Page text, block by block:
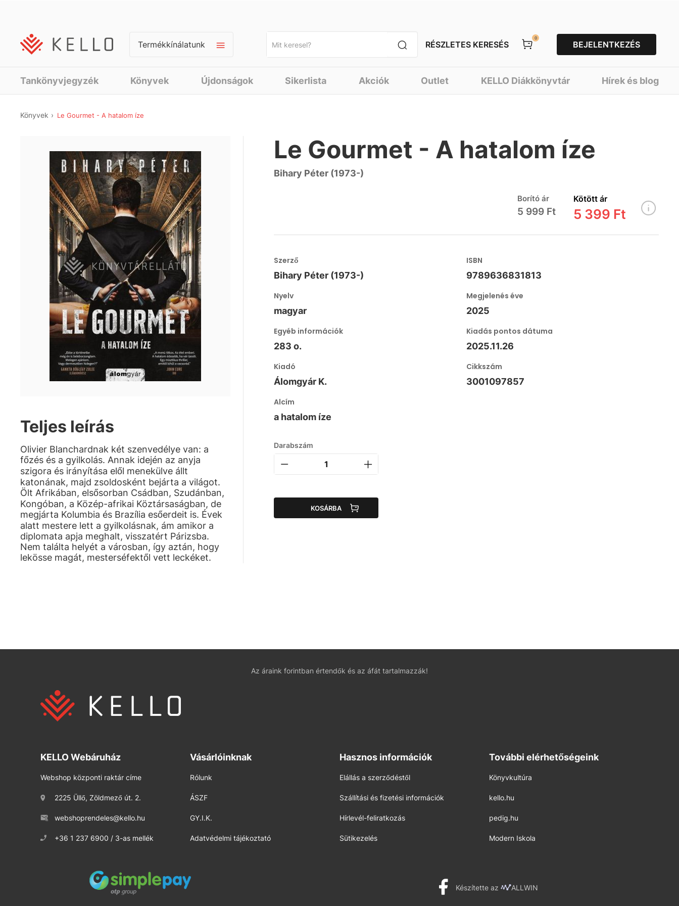
Termékkínálatunk RÉSZLETES KERESÉS
0
BEJELENTKEZÉS
Tankönyvjegyzék Könyvek Újdonságok Sikerlista Akciók Outlet KELLO Diákkönyvtár Hírek és blog
Könyvek Le Gourmet - A hatalom íze
Teljes leírás
Olivier Blanchardnak két szenvedélye van: a
főzés és a gyilkolás. Annak idején az anyja
szigora és irányítása elől menekülve állt
katonának, majd zsoldosként bejárta a világot.
Ölt Afrikában, elsősorban Csádban, Szudánban,
Kongóban, a Közép-afrikai Köztársaságban, de
megjárta Kolumbia és Brazília esőerdeit is. Évek
alatt mestere lett a gyilkolásnak, ám amikor a
diplomata apja meghalt, visszatért Párizsba.
Nem találta helyét a városban, így aztán, hogy
lekösse magát, mesterséfektől vett leckéket.
Le Gourmet - A hatalom íze
Bihary Péter (1973-)
Borító ár
5 999 Ft
Kötött ár
5 399 Ft
Szerző
Bihary Péter (1973-)
ISBN
9789636831813
Nyelv
magyar
Megjelenés éve
2025
Egyéb információk
283 o.
Kiadás pontos dátuma
2025.11.26
Kiadó
Álomgyár K.
Cikkszám
3001097857
Alcím
a hatalom íze
Darabszám
KOSÁRBA
Az áraink forintban értendők és az áfát tartalmazzák!
KELLO Webáruház
Webshop központi raktár címe
2225 Üllő, Zöldmező út. 2.
webshoprendeles@kello.hu
+36 1 237 6900 / 3-as mellék
Vásárlóinknak
Rólunk
ÁSZF
GY.I.K.
Adatvédelmi tájékoztató
Hasznos információk
Elállás a szerződéstől
Szállítási és fizetési információk
Hírlevél-feliratkozás
Sütikezelés
További elérhetőségeink
Könyvkultúra
kello.hu
pedig.hu
Modern Iskola
Készítette az ALLWIN